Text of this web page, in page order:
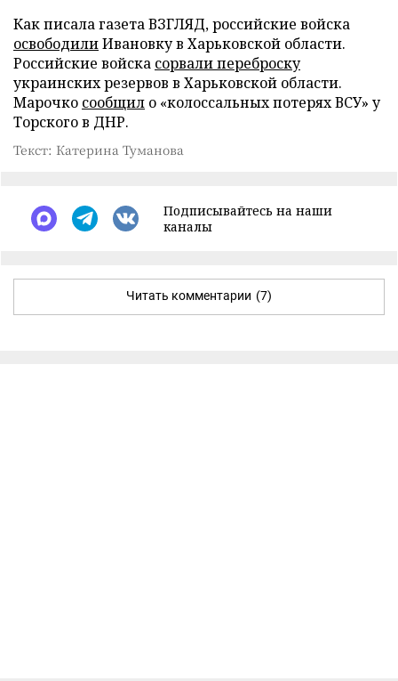
Как писала газета ВЗГЛЯД, российские войска
освободилиИвановку в Харьковской области.
Российские войска сорвали переброску
украинских резервов в Харьковской области.
Марочко сообщил о «колоссальных потерях ВСУ» у
Торского в ДНР.
Текст: Катерина Туманова
Подписывайтесь на наши
каналы
Читать комментарии (7)